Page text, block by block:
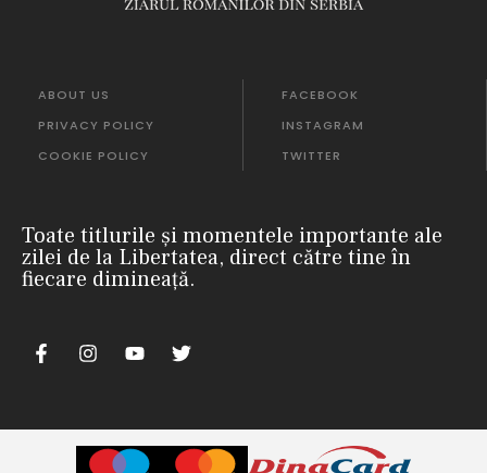
ABOUT US
PRIVACY POLICY
COOKIE POLICY
FACEBOOK
INSTAGRAM
TWITTER
Toate titlurile și momentele importante ale
zilei de la Libertatea, direct către tine în
fiecare dimineață.